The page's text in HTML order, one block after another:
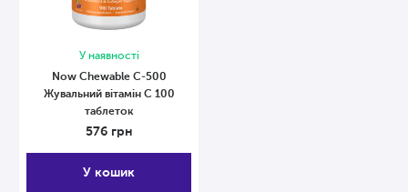
У наявності
Now Chewable С-500
Жувальний вітамін С 100
таблеток
576 грн
У кошик